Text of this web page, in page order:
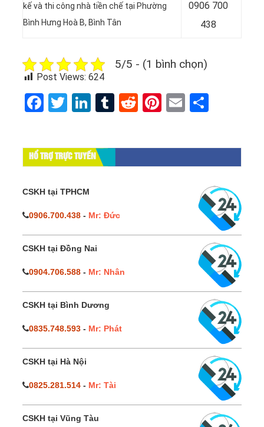
kế và thi công nhà tiền chế tại Phường
Bình Hưng Hoà B, Bình Tân
0906 700
438
5/5 - (1 bình chọn)
Post Views: 624
Facebook
Twitter
LinkedIn
Tumblr
RedditPinterest
Email
HỔ TRỢ TRỰC TUYẾN
CSKH tại TPHCM
0906.700.438 - Mr: Đức
CSKH tại Đồng Nai
0904.706.588 - Mr: Nhân
CSKH tại Bình Dương
0835.748.593 - Mr: Phát
CSKH tại Hà Nội
0825.281.514 - Mr: Tài
CSKH tại Vũng Tàu